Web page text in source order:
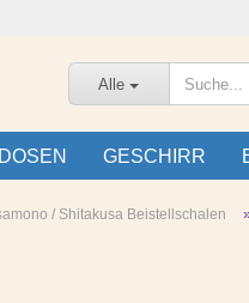
Alle
DOSEN GESCHIRR
/ Shitakusa Beistellschalen